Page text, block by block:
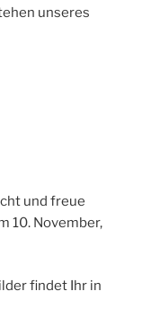
unseres
und freue
10. November,
findet Ihr in